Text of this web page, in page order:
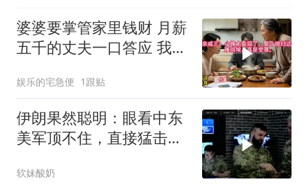
婆婆要掌管家里钱财 月薪
五千的丈夫一口答应 我拒
娱乐的宅急便 1跟贴
伊朗果然聪明：眼看中东
美军顶不住，直接猛击要
软妹酸奶